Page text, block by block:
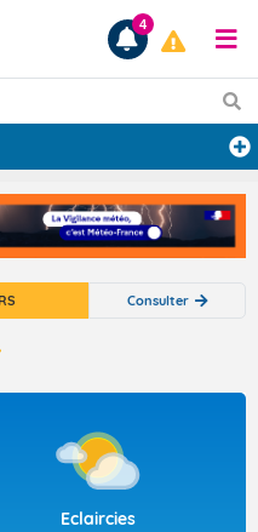
4
Consulter
Eclaircies